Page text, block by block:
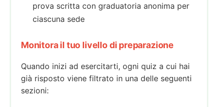
prova scritta con graduatoria anonima per
ciascuna sede
Monitora il tuo livello di preparazione
Quando inizi ad esercitarti, ogni quiz a cui hai
già risposto viene filtrato in una delle seguenti
sezioni: